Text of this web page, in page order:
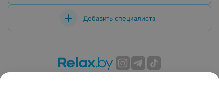
Добавить специалиста